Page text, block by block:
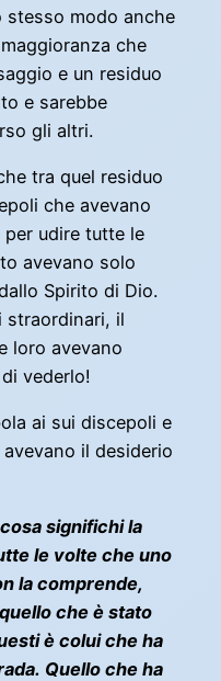
stesso modo anche
che
e un residuo
e sarebbe
gli altri.
tra quel residuo
che avevano
udire tutte le
avevano solo
Spirito di Dio.
straordinari, il
loro avevano
vederlo!
ai sui discepoli e
il desiderio
significhi la
le volte che uno
la comprende,
che è stato
è colui che ha
Quello che ha